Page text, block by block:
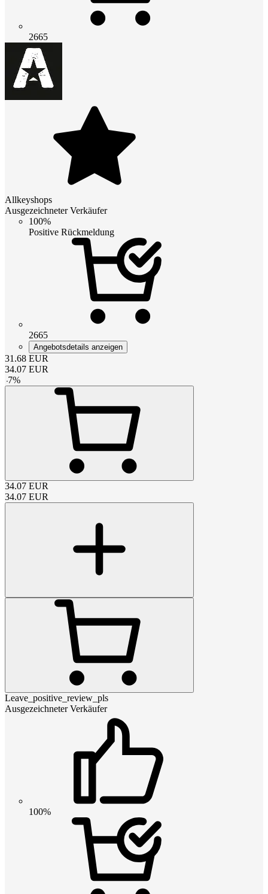
2665
Allkeyshops
Ausgezeichneter Verkäufer
100%
Positive Rückmeldung
2665
Angebotsdetails anzeigen
31.68 EUR
34.07 EUR
-7%
34.07 EUR
34.07 EUR
Leave_positive_review_pls
Ausgezeichneter Verkäufer
100%